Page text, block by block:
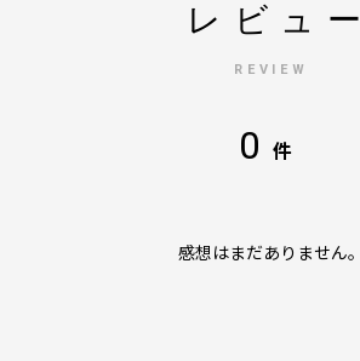
レビュー
REVIEW
0 件
感想はまだありません。